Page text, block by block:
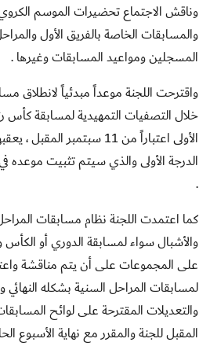
والمسابقات الخاصة بالفريق الأول
المسجلين ومواعيد المسابقات وغيرها .
واقترحت اللجنة موعداً مبدئياً لانطلاق
خلال التصفيات التمهيدية لمسابقة كأس
الأولى اعتباراً من 11 سبتمبر
الدرجة الأولى والذي سيتم تثبيت موعده
.
كما اعتمدت اللجنة نظام مسابقات
والأشبال سواء لمسابقة الدوري أو الكأس
على المجموعات على أن يتم مناقشة
لمسابقات المراحل السنية بشكله النهائي
والتعديلات المقترحة على لوائح
المقبل للجنة والمقرر مع نهاية الأسبوع